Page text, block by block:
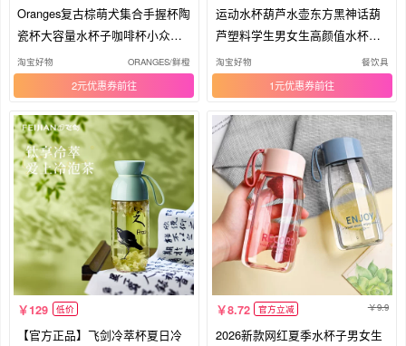
Oranges复古棕萌犬集合手握杯陶
瓷杯大容量水杯子咖啡杯小众礼
物
淘宝好物 ORANGES/鲜橙
2元优惠券
运动水杯葫芦水壶东方黑神话葫
芦塑料学生男女生高颜值水杯便
携式
淘宝好物 餐饮具
1元优惠券
129 低价
【官方正品】飞剑冷萃杯夏日冷
8.72 官方立减 9.9
2026新款网红夏季水杯子男女生